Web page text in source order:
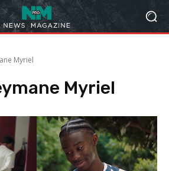
Myriel
Myriel